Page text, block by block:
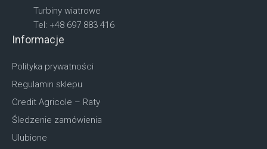
Turbiny wiatrowe
Tel: +48 697 883 416
Informacje
Polityka prywatności
Regulamin sklepu
Credit Agricole – Raty
Śledzenie zamówienia
Ulubione